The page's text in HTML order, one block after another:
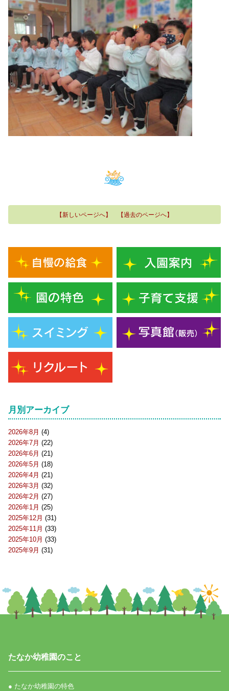
【新しいページへ】 【過去のページへ】
月別アーカイブ
2026年8月 (4)
2026年7月 (22)
2026年6月 (21)
2026年5月 (18)
2026年4月 (21)
2026年3月 (32)
2026年2月 (27)
2026年1月 (25)
2025年12月 (31)
2025年11月 (33)
2025年10月 (33)
2025年9月 (31)
たなか幼稚園のこと
● たなか幼稚園の特色